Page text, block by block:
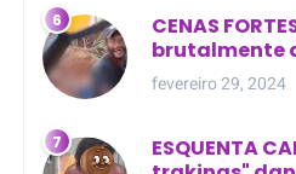
CENAS
brutalmente
golpes de
fevereiro 29, 2024
ESQUENTA